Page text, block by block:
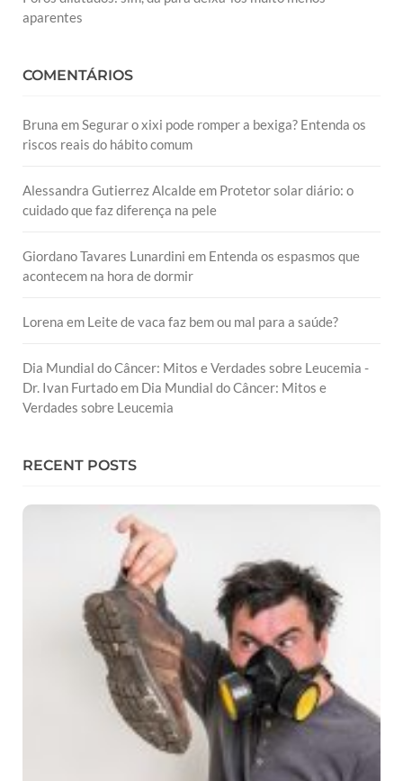
aparentes
COMENTÁRIOS
Bruna emSegurar o xixi pode romper a bexiga? Entenda os
riscos reais do hábito comum
Alessandra Gutierrez Alcaldeem Protetor solar diário: o
cuidado que faz diferença na pele
Giordano Tavares Lunardini em Entenda os espasmos que
acontecem na hora de dormir
Lorena em Leite de vaca faz bem ou mal para a saúde?
Dia Mundial do Câncer: Mitos e Verdades sobre Leucemia -
Dr. Ivan Furtadoem Dia Mundial do Câncer: Mitos e
Verdades sobre Leucemia
RECENT POSTS